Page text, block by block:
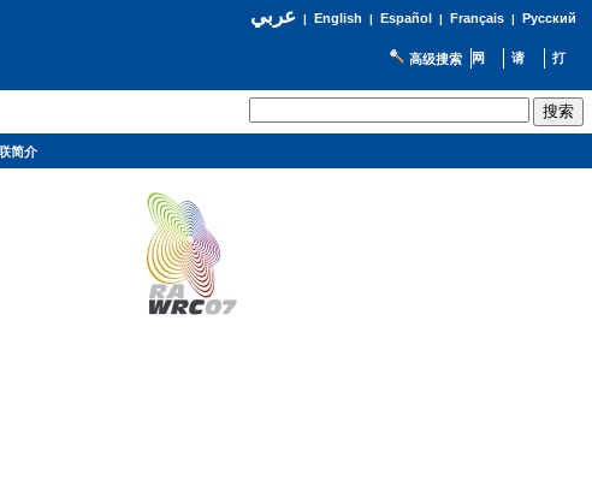
عربي| English | Español | Français| Русский
高级搜索
简介